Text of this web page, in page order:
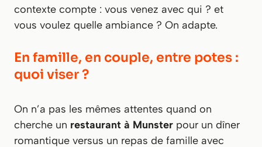
contexte compte : vous venez avec qui ? et
vous voulez quelle ambiance ? On adapte.
En famille, en couple, entre potes :
quoi viser ?
On n’a pas les mêmes attentes quand on
cherche un restaurant à Munster pour un dîner
romantique versus un repas de famille avec